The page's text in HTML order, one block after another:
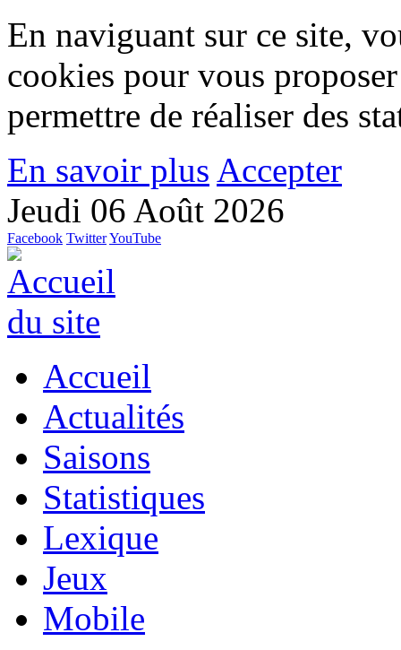
En naviguant sur ce site,
cookies pour vous
permettre de réaliser des
En savoir plus Accepter
Jeudi 06 Août 2026
Facebook TwitterYouTube
Accueil
Actualités
Saisons
Statistiques
Lexique
Jeux
Mobile